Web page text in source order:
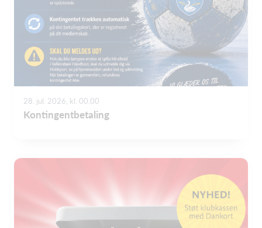
28. jul. 2026, kl. 00.00
Kontingentbetaling